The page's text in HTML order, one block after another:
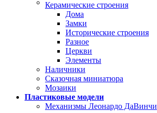
Керамические строения
Дома
Замки
Исторические строения
Разное
Церкви
Элементы
Наличники
Сказочная миниатюра
Мозаики
Пластиковые модели
Механизмы Леонардо ДаВинчи